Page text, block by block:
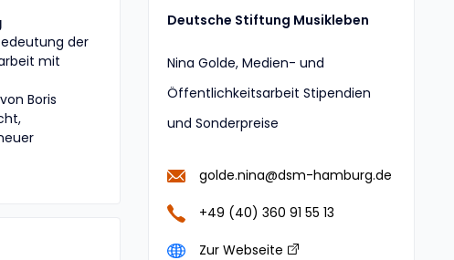
der
mit
Boris
Deutsche Stiftung Musikleben
Nina Golde, Medien- und
Öffentlichkeitsarbeit Stipendien
und Sonderpreise
golde.nina@dsm-hamburg.de
+49 (40) 360 91 55 13
Zur Webseite